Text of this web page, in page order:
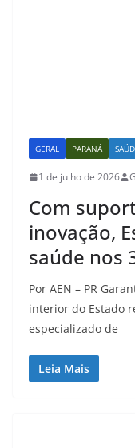
GERAL PARANÁ
1 de julho de 2026
Com
inovação,
saúde nos
Por AEN – PR
interior do Estado
especializado de
Leia Mais